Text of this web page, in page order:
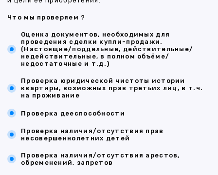
Что мы проверяем ?
Оценка документов, необходимых для
проведения сделки купли-продажи.
(Настоящие/поддельные, действительные/
недействительные, в полном объёме/
недостаточные и т.д.)
Проверка юридической чистоты истории
квартиры, возможных прав третьих лиц, в т.ч.
на проживание
Проверка дееспособности
Проверка наличия/отсутствия прав
несовершеннолетних детей
Проверка наличия/отсутствия арестов,
обременений, запретов